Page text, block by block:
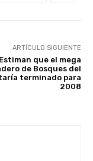
ARTÍCULO SIGUIENTE
Estiman que el mega
de Bosques del
terminado para
2008